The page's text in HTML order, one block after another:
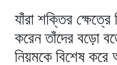
যাঁরা শক্তির
করেন তাঁদের বড়ো
নিয়মকে বিশেষ করে